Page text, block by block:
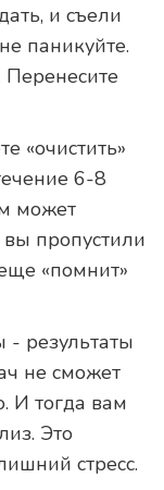
и съели
паникуйте.
Перенесите
«очистить»
6-8
может
пропустили
«помнит»
- результаты
не сможет
И тогда вам
Это
стресс.